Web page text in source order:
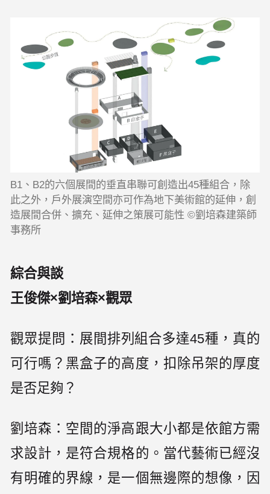
B1、B2的六個展間的垂直串聯可創造出45種組合，除
此之外，戶外展演空間亦可作為地下美術館的延伸，創
造展間合併、擴充、延伸之策展可能性 ©劉培森建築師
事務所
綜合與談
王俊傑×劉培森×觀眾
觀眾提問：展間排列組合多達45種，真的
可行嗎？黑盒子的高度，扣除吊架的厚度
是否足夠？
劉培森：空間的淨高跟大小都是依館方需
求設計，是符合規格的。當代藝術已經沒
有明確的界線，是一個無邊際的想像，因